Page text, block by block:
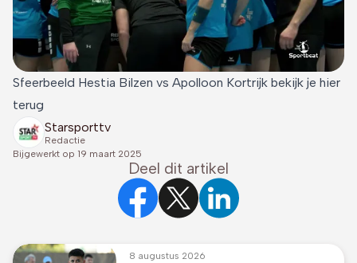
Sfeerbeeld Hestia Bilzen vs Apolloon Kortrijk bekijk je hier
terug
Starsporttv
Redactie
Bijgewerkt op 19 maart 2025
Deel dit artikel
8 augustus 2026